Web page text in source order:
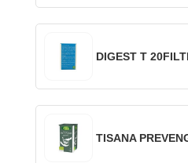
DIGEST T
TISANA